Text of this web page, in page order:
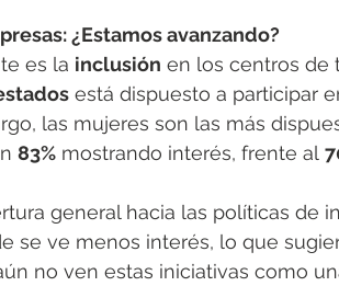
¿Estamos avanzando?
es la inclusión en los centros de
está dispuesto a participar
las mujeres son las más
83% mostrando interés, frente al
general hacia las políticas de
se ve menos interés, lo que
no ven estas iniciativas como